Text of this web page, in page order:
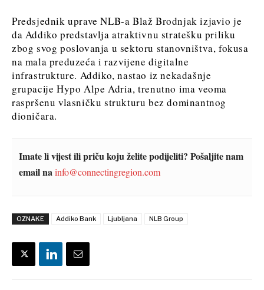
Predsjednik uprave NLB-a Blaž Brodnjak izjavio je
da Addiko predstavlja atraktivnu stratešku priliku
zbog svog poslovanja u sektoru stanovništva, fokusa
na mala preduzeća i razvijene digitalne
infrastrukture. Addiko, nastao iz nekadašnje
grupacije Hypo Alpe Adria, trenutno ima veoma
raspršenu vlasničku strukturu bez dominantnog
dioničara.
Imate li vijest ili priču koju želite podijeliti? Pošaljite nam
email nainfo@connectingregion.com
OZNAKE Addiko Bank Ljubljana NLB Group